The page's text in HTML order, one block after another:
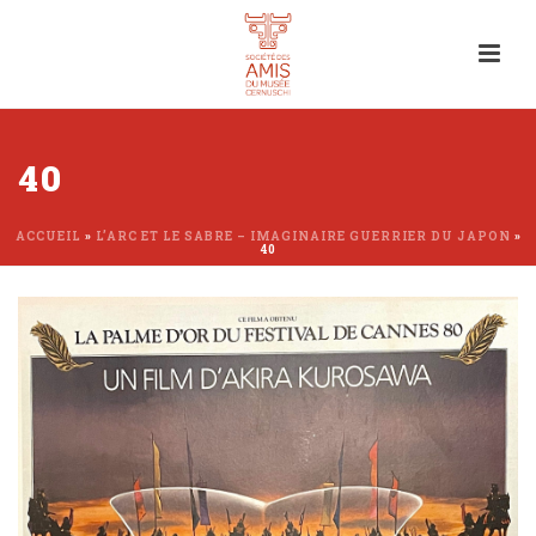
40
ACCUEIL » L’ARC ET LE SABRE – IMAGINAIRE GUERRIER DU JAPON »
40